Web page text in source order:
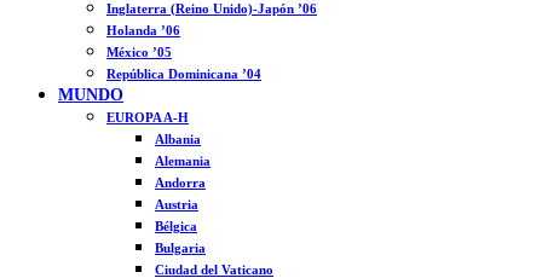
Inglaterra (Reino Unido)-Japón ’06
Holanda ’06
México ’05
República Dominicana ’04
MUNDO
EUROPA A-H
Albania
Alemania
Andorra
Austria
Bélgica
Bulgaria
Ciudad del Vaticano